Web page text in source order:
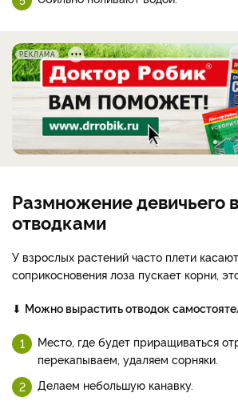
РЕКЛАМА
Размножение девичьего
отводками
У взрослых растений часто плети
соприкосновения лоза пускает корни,
⬇ Можно вырастить отводок
Место, где будет приращиваться
перекапываем, удаляем сорняки.
Делаем небольшую канавку.